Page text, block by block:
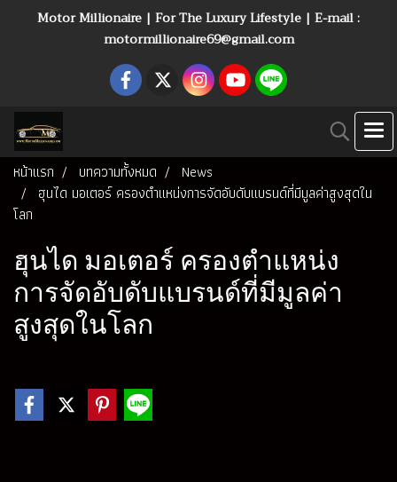
Motor Millionaire | For The Luxury Lifestyle | E-mail :
motormillionaire69@gmail.com
หน้าแรก บทความทั้งหมด
News
ฮุนได มอเตอร์ ครองตำแหน่งการจัดอับดับแบรนด์ที่มีมูลค่าสูงสุดใน
โลก
ฮุนได มอเตอร์ ครองตำแหน่ง
การจัดอับดับแบรนด์ที่มีมูลค่า
สูงสุดในโลก